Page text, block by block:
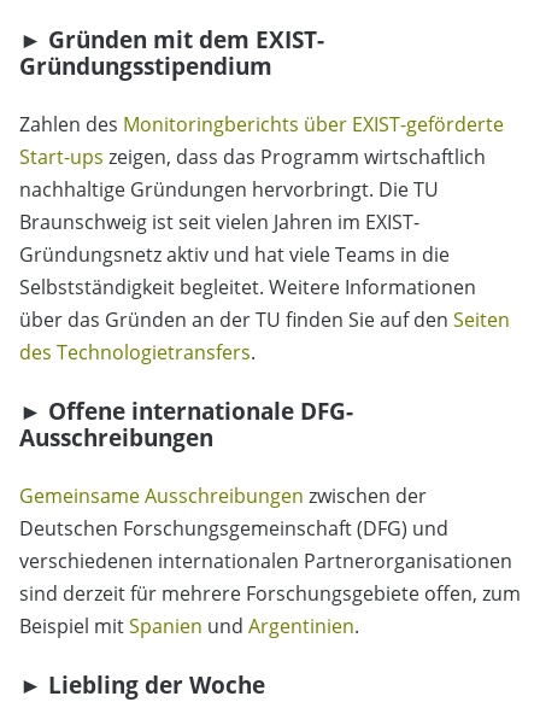
► Gründen mit dem EXIST-
Gründungsstipendium
Zahlen des Monitoringberichts über EXIST-geförderte
Start-ups zeigen, dass das Programm wirtschaftlich
nachhaltige Gründungen hervorbringt. Die TU
Braunschweig ist seit vielen Jahren im EXIST-
Gründungsnetz aktiv und hat viele Teams in die
Selbstständigkeit begleitet. Weitere Informationen
über das Gründen an der TU finden Sie auf den Seiten
des Technologietransfers.
► Offene internationale DFG-
Ausschreibungen
Gemeinsame Ausschreibungen zwischen der
Deutschen Forschungsgemeinschaft (DFG) und
verschiedenen internationalen Partnerorganisationen
sind derzeit für mehrere Forschungsgebiete offen, zum
Beispiel mitSpanien und Argentinien.
► Liebling der Woche